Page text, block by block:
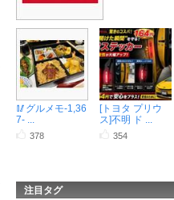
🥢グルメモ-1,36
7- ...
378
[トヨタ プリウ
ス]不明 ド ...
354
注目タグ